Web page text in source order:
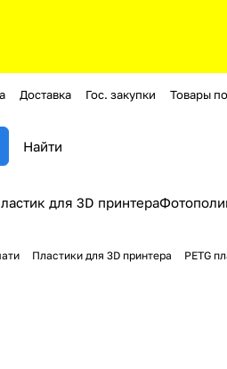
Доставка Гос. закупки Товары
для 3D принтера
Пластики для 3D принтера PETG